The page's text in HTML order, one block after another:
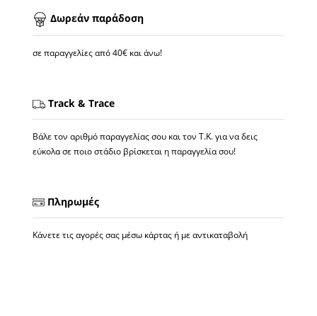
Δωρεάν παράδοση
σε παραγγελίες από 40€ και άνω!
Track & Trace
Βάλε τον αριθμό παραγγελίας σου και τον Τ.Κ. για να δεις
εύκολα σε ποιο στάδιο βρίσκεται η παραγγελία σου!
Πληρωμές
Κάνετε τις αγορές σας μέσω κάρτας ή με αντικαταβολή